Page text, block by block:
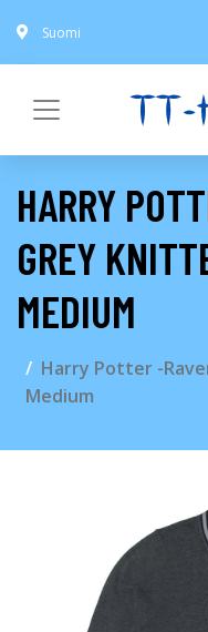
Suomi
HARRY
GREY
MEDIUM
Harry Potter -​
Medium